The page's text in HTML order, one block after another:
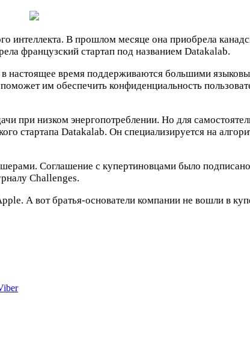
интеллекта. В прошлом месяце она приобрела
французский стартап под названием Datakalab.
в настоящее время поддерживаются большими
им обеспечить конфиденциальность
при низком энергопотреблении. Но для
стартапа Datakalab. Он специализируется на
Соглашение с купертиновцами было
Challenges.
А вот братья-основатели компании не вошли в